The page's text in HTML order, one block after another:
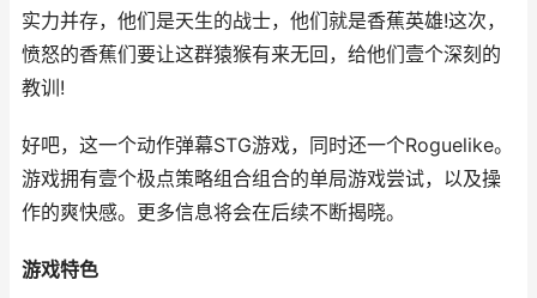
实力并存，他们是天生的战士，他们就是香蕉英雄!这次，
愤怒的香蕉们要让这群猿猴有来无回，给他们壹个深刻的
教训!
好吧，这一个动作弹幕STG游戏，同时还一个Roguelike。
游戏拥有壹个极点策略组合组合的单局游戏尝试，以及操
作的爽快感。更多信息将会在后续不断揭晓。
游戏特色